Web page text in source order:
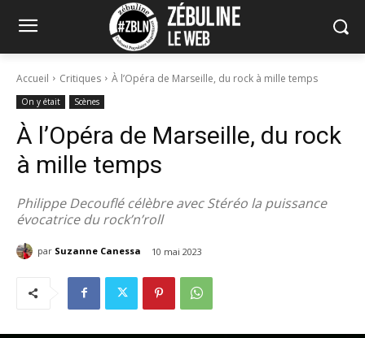
Accueil Critiques À l’Opéra de Marseille, du rock à mille temps
On y était Scènes
À l’Opéra de Marseille, du rock
à mille temps
Philippe Decouflé célèbre avec Stéréo la puissance
évocatrice du rock’n’roll
par Suzanne Canessa 10 mai 2023